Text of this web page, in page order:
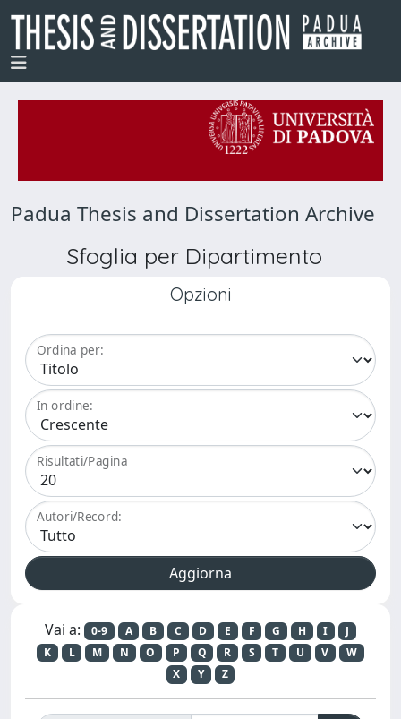
Padua Thesis and Dissertation Archive
Sfoglia per Dipartimento
Opzioni
Ordina per:
In ordine:
Risultati/Pagina
Autori/Record:
Vai a: 0-9 A B C D E F G H I
J
K
L M N O P Q R S T U V
W
X
Y Z